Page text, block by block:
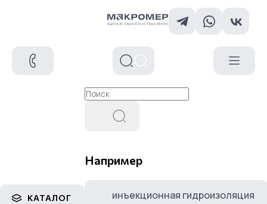
КАТАЛОГ
Например
инъекционная гидроизоляция